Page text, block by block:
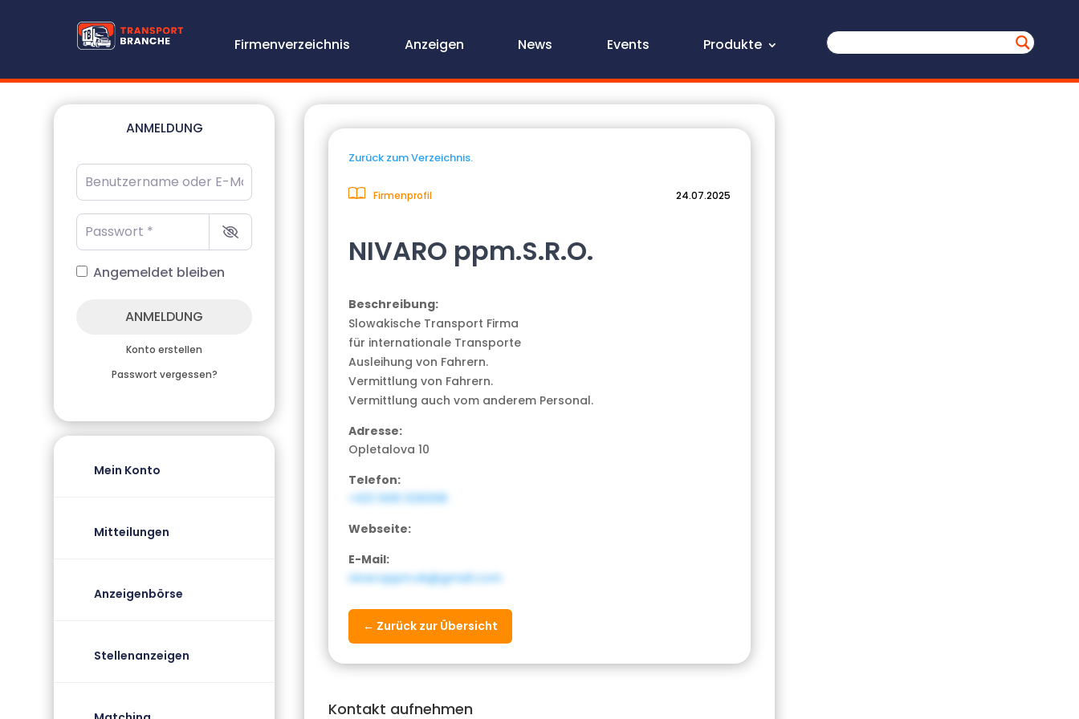
Firmenverzeichnis Anzeigen News Events Produkte
ANMELDUNG
Benutzername oder E-Mail-Adresse
Passwort
Angemeldet bleiben
ANMELDUNG
Konto erstellen
Passwort vergessen?
Mein Konto
Mitteilungen
Anzeigenbörse
Stellenanzeigen
Zurück zum Verzeichnis.
Firmenprofil 24.07.2025
NIVARO ppm.S.R.O.
Beschreibung:
Slowakische Transport Firma
für internationale Transporte
Ausleihung von Fahrern.
Vermittlung von Fahrern.
Vermittlung auch vom anderem Personal.
Adresse:
Opletalova 10
Telefon:
+421 949 326308
Webseite:
E-Mail:
nivaroppm.sk@gmail.com
← Zurück zur Übersicht
Kontakt aufnehmen